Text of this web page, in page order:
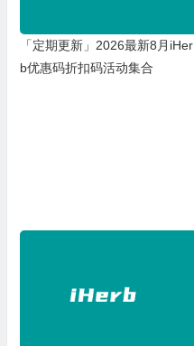
「定期更新」2026最新8月iHer
b优惠码折扣码活动集合